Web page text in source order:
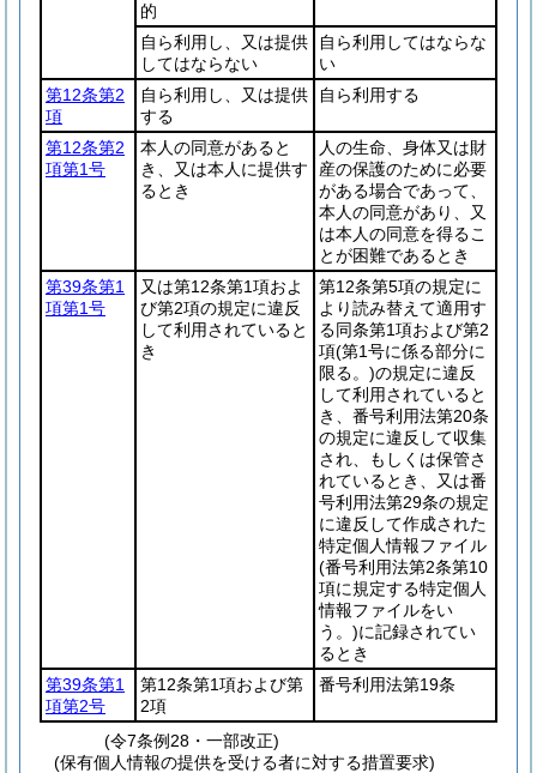
的
自ら利用し、又は提供
してはならない
自ら利用してはならな
い
第12条第2
項
自ら利用し、又は提供
する
自ら利用する
第12条第2
項第1号
本人の同意があると
き、又は本人に提供す
るとき
人の生命、身体又は財
産の保護のために必要
がある場合であって、
本人の同意があり、又
は本人の同意を得るこ
とが困難であるとき
第39条第1
項第1号
又は第12条第1項およ
び第2項の規定に違反
して利用されていると
き
第12条第5項の規定に
より読み替えて適用す
る同条第1項および第2
項(第1号に係る部分に
限る。)の規定に違反
して利用されていると
き、番号利用法第20条
の規定に違反して収集
され、もしくは保管さ
れているとき、又は番
号利用法第29条の規定
に違反して作成された
特定個人情報ファイル
(番号利用法第2条第10
項に規定する特定個人
情報ファイルをい
う。)に記録されてい
るとき
第39条第1
項第2号
第12条第1項および第
2項
番号利用法第19条
(令7条例28・一部改正)
(保有個人情報の提供を受ける者に対する措置要求)